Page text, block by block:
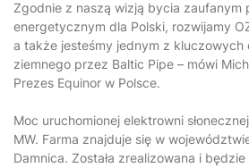
Zgodnie z naszą wizją bycia zaufanym
energetycznym dla Polski, rozwijamy
a także jesteśmy jednym z kluczowych
ziemnego przez Baltic Pipe – mówi
Prezes Equinor w Polsce.
Moc uruchomionej elektrowni
MW. Farma znajduje się w
Damnica. Została zrealizowana i